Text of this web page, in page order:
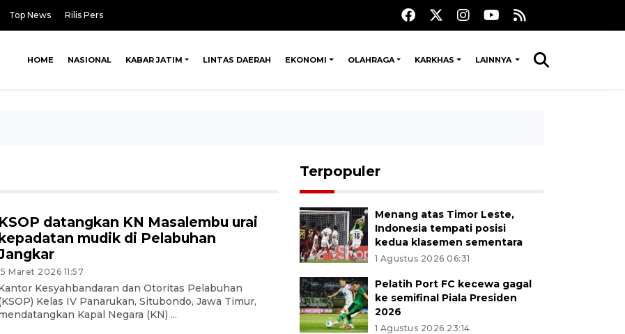
Top News Rilis Pers
HOME NASIONAL KABAR JATIM LINTAS DAERAH EKONOMI OLAHRAGA KARKHAS LAINNYA
KSOP datangkan KN Masalembu urai
mudik di Pelabuhan
Maret 2026 11:57
Kesyahbandaran dan Otoritas Pelabuhan
Kelas IV Panarukan, Situbondo, Jawa Timur,
Kapal Negara (KN) ...
Terpopuler
Menang atas Timor Leste,
Indonesia tempati posisi
kedua klasemen sementara
1 Agustus 2026 06:31
Pelatih Port FC kecewa gagal
ke semifinal Piala Presiden
2026
1 Agustus 2026 23:14